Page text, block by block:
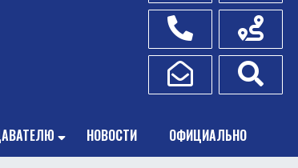
Телефоны
Написать обращение
Схема
НОВОСТИ ОФИЦИАЛЬНО